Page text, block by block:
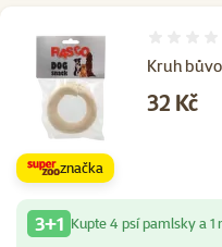
Kruh
Cena
32 Kč
značka
3+1 Kupte 4 psí pamlsky a